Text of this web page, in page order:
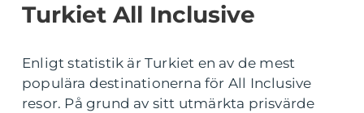
Turkiet All Inclusive
Enligt statistik är Turkiet en av de mest
populära destinationerna för All Inclusive
resor. På grund av sitt utmärkta prisvärde